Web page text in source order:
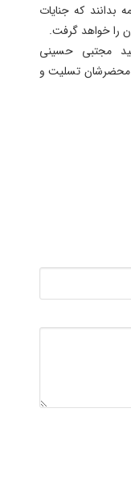
که جنایات
را خواهد گرفت.
مجتبی حسینی
محضرشان تسلیت و